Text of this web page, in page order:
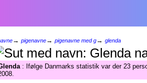
→ pigenavne→ pigenavne med g→ glenda
: Ifølge Danmarks statistik var der 23